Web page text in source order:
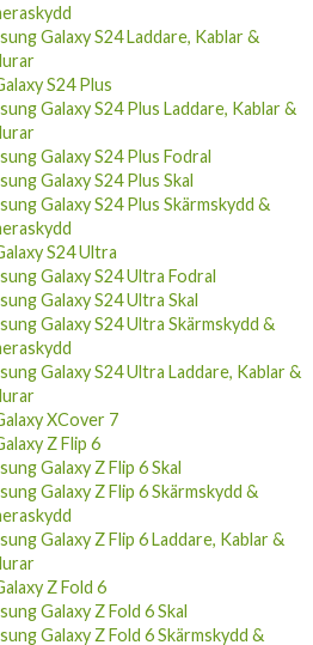
Galaxy S24 Laddare, Kablar &
S24 Plus
Galaxy S24 Plus Laddare, Kablar &
Galaxy S24 Plus Fodral
Galaxy S24 Plus Skal
Galaxy S24 Plus Skärmskydd &
S24 Ultra
Galaxy S24 Ultra Fodral
Galaxy S24 Ultra Skal
Galaxy S24 Ultra Skärmskydd &
Galaxy S24 Ultra Laddare, Kablar &
XCover 7
Z Flip 6
Galaxy Z Flip 6 Skal
Galaxy Z Flip 6 Skärmskydd &
Galaxy Z Flip 6 Laddare, Kablar &
Z Fold 6
Galaxy Z Fold 6 Skal
Galaxy Z Fold 6 Skärmskydd &